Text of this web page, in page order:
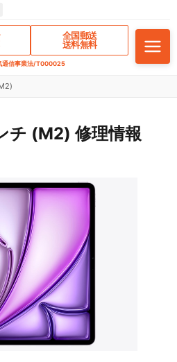
全国郵送
送料無料
通信事業法/T000025
チ (M2) 修理情報